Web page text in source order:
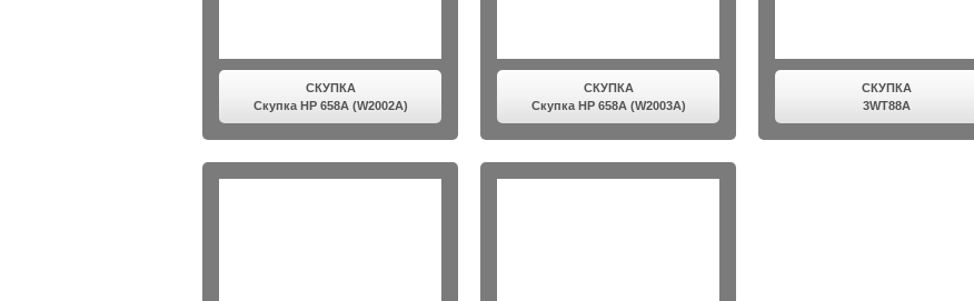
СКУПКА
Скупка HP 658A (W2002A)
СКУПКА
Скупка HP 658A (W2003A)
СКУПКА
3WT88A